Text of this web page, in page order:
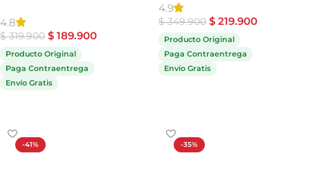
4.8
$319.900 $ 189.900
Producto Original
Paga Contraentrega
Envío Gratis
4.9
$349.900 $ 219.900
Producto Original
Paga Contraentrega
Envío Gratis
-41% -35%